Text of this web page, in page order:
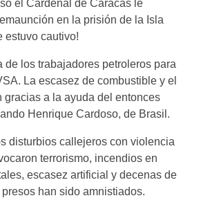
el Cardenal de Caracas le
en la prisión de la Isla
estuvo cautivo!
de los trabajadores petroleros para
La escasez de combustible y el
gracias a la ayuda del entonces
Henrique Cardoso, de Brasil.
disturbios callejeros con violencia
terrorismo, incendios en
escasez artificial y decenas de
han sido amnistiados.